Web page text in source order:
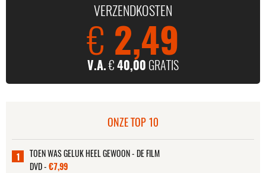
VERZENDKOSTEN
€ 2,49
V.A.€40,00 GRATIS
ONZE TOP 10
1
TOEN WAS GELUK HEEL GEWOON - DE FILM
DVD -€7,99